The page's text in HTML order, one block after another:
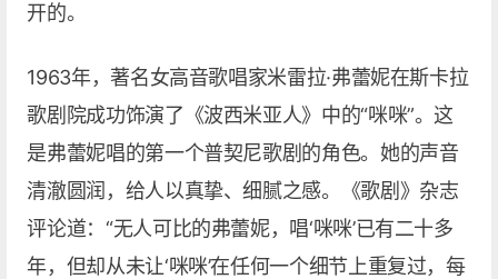
开的。
1963年，著名女高音歌唱家米雷拉·弗蕾妮在斯卡拉
歌剧院成功饰演了《波西米亚人》中的“咪咪”。这
是弗蕾妮唱的第一个普契尼歌剧的角色。她的声音
清澈圆润，给人以真挚、细腻之感。《歌剧》杂志
评论道：“无人可比的弗蕾妮，唱‘咪咪’已有二十多
年，但却从未让‘咪咪’在任何一个细节上重复过，每